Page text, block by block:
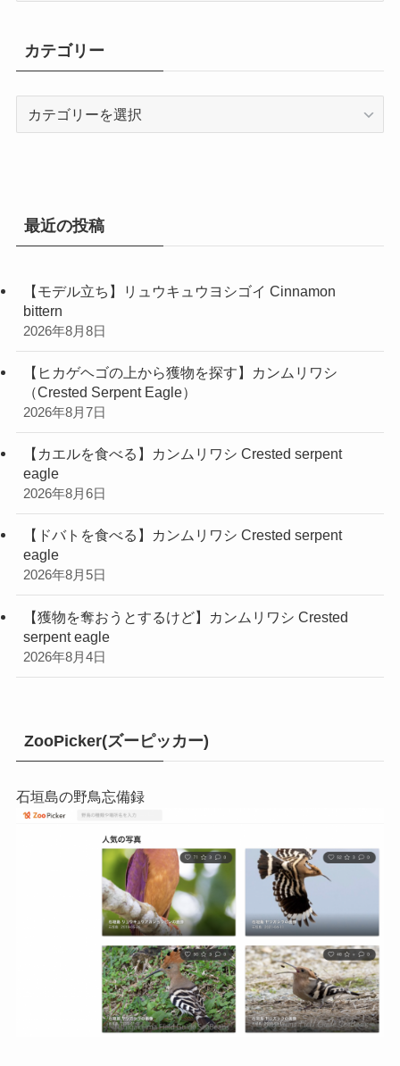
ブ
カテゴリー
最近の投稿
【モデル立ち】リュウキュウヨシゴイ Cinnamon
bittern
2026年8月8日
【ヒカゲヘゴの上から獲物を探す】カンムリワシ
（Crested Serpent Eagle）
2026年8月7日
【カエルを食べる】カンムリワシ Crested serpent
eagle
2026年8月6日
【ドバトを食べる】カンムリワシ Crested serpent
eagle
2026年8月5日
【獲物を奪おうとするけど】カンムリワシ Crested
serpent eagle
2026年8月4日
ZooPicker(ズーピッカー)
石垣島の野鳥忘備録